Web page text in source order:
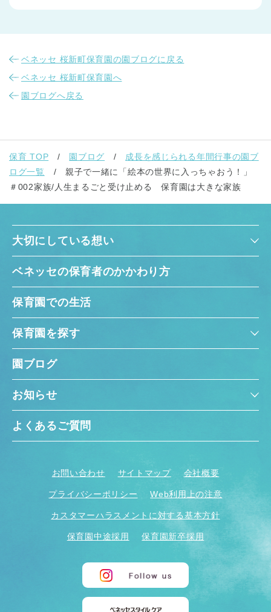
ベネッセ 桜新町保育園の園ブログに戻る
ベネッセ 桜新町保育園へ
園ブログへ戻る
保育 TOP 園ブログ
成長を感じられる年間行事の園ブ
ログ一覧
親子で一緒に「絵本の世界に入っちゃおう！」
＃002家族/人生まるごと受け止める 保育園は大きな家族
大切にしている想い
ベネッセの保育者のかかわり方
保育園での生活
保育園を探す
園ブログ
お知らせ
よくあるご質問
お問い合わせ サイトマップ 会社概要
プライバシーポリシー Web利用上の注意
カスタマーハラスメントに対する基本方針
保育園中途採用 保育園新卒採用